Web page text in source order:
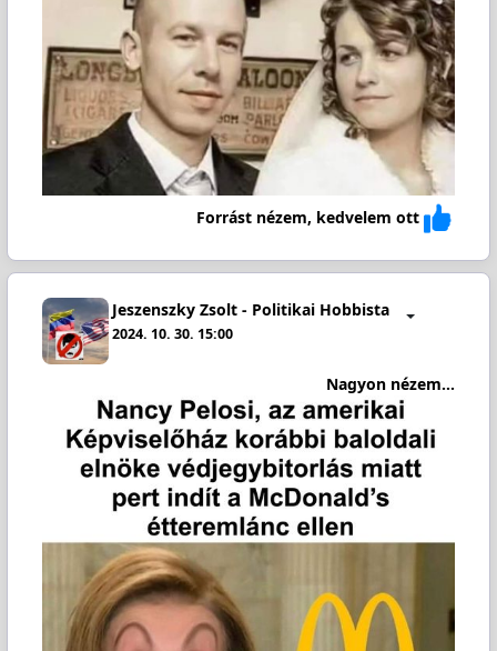
Forrást nézem, kedvelem ott
Jeszenszky Zsolt - Politikai Hobbista
2024. 10. 30. 15:00
Nagyon nézem...